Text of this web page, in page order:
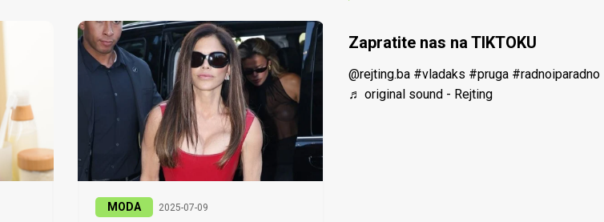
MODA 2025-07-09
Zapratite nas na TIKTOKU
@rejting.ba #vladaks #pruga #radnoiparadno
♬ original sound - Rejting